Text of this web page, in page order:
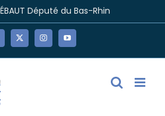
Député du Bas-Rhin
X InstagramYouTube